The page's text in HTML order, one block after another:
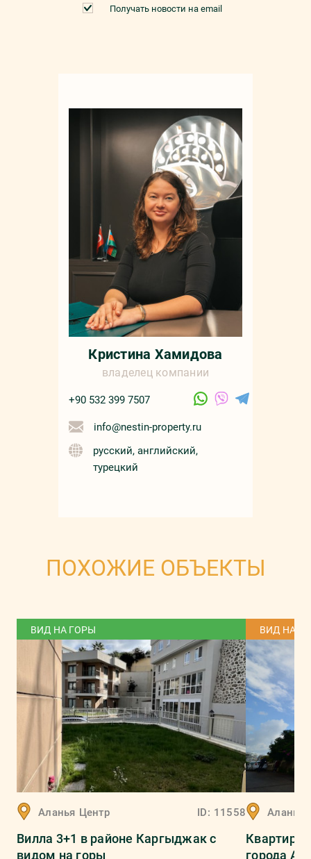
Получать новости на email
Кристина Хамидова
владелец компании
+90 532 399 7507
info@nestin-property.ru
русский, английский,
турецкий
ПОХОЖИЕ ОБЪЕКТЫ
ВИД НА ГОРЫ
Аланья Центр ID: 11558
Вилла 3+1 в районе Каргыджак с
видом на горы
ВИД НА
Аланья
Квартира
города